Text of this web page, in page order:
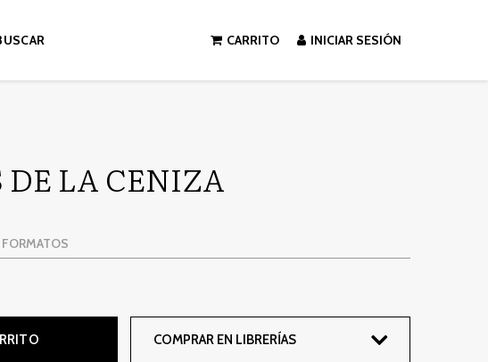
CARRITO INICIAR SESIÓN
DE LA CENIZA
COMPRAR EN LIBRERÍAS